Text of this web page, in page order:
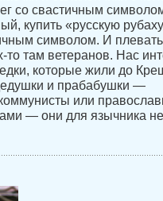
со свастичным
купить «русскую
символом. И
то там ветеранов. Нас
которые жили до
и прабабушки —
или
— они для язычника не